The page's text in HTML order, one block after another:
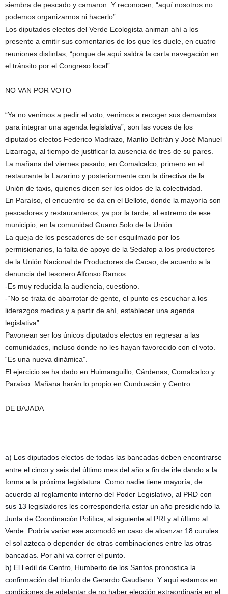
siembra de pescado y camaron. Y reconocen, “aquí nosotros no
podemos organizarnos ni hacerlo”.
Los diputados electos del Verde Ecologista animan ahí a los
presente a emitir sus comentarios de los que les duele, en cuatro
reuniones distintas, “porque de aquí saldrá la carta navegación en
el tránsito por el Congreso local”.
NO VAN POR VOTO
“Ya no venimos a pedir el voto, venimos a recoger sus demandas
para integrar una agenda legislativa”, son las voces de los
diputados electos Federico Madrazo, Manlio Beltrán y José Manuel
Lizarraga, al tiempo de justificar la ausencia de tres de su pares.
La mañana del viernes pasado, en Comalcalco, primero en el
restaurante la Lazarino y posteriormente con la directiva de la
Unión de taxis, quienes dicen ser los oídos de la colectividad.
En Paraíso, el encuentro se da en el Bellote, donde la mayoría son
pescadores y restauranteros, ya por la tarde, al extremo de ese
municipio, en la comunidad Guano Solo de la Unión.
La queja de los pescadores de ser esquilmado por los
permisionarios, la falta de apoyo de la Sedafop a los productores
de la Unión Nacional de Productores de Cacao, de acuerdo a la
denuncia del tesorero Alfonso Ramos.
-Es muy reducida la audiencia, cuestiono.
-“No se trata de abarrotar de gente, el punto es escuchar a los
liderazgos medios y a partir de ahí, establecer una agenda
legislativa”.
Pavonean ser los únicos diputados electos en regresar a las
comunidades, incluso donde no les hayan favorecido con el voto.
“Es una nueva dinámica”.
El ejercicio se ha dado en Huimanguillo, Cárdenas, Comalcalco y
Paraíso. Mañana harán lo propio en Cunduacán y Centro.
DE BAJADA
a) Los diputados electos de todas las bancadas deben encontrarse
entre el cinco y seis del último mes del año a fin de irle dando a la
forma a la próxima legislatura. Como nadie tiene mayoría, de
acuerdo al reglamento interno del Poder Legislativo, al PRD con
sus 13 legisladores les correspondería estar un año presidiendo la
Junta de Coordinación Política, al siguiente al PRI y al último al
Verde. Podría variar ese acomodó en caso de alcanzar 18 curules
el sol azteca o depender de otras combinaciones entre las otras
bancadas. Por ahí va correr el punto.
b) El l edil de Centro, Humberto de los Santos pronostica la
confirmación del triunfo de Gerardo Gaudiano. Y aquí estamos en
condiciones de adelantar de no haber elección extraordinaria en el